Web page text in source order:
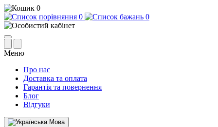
0
0
0
Меню
Про нас
Доставка та оплата
Гарантія та повернення
Блог
Відгуки
Мова